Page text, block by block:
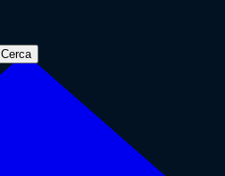
Cerca